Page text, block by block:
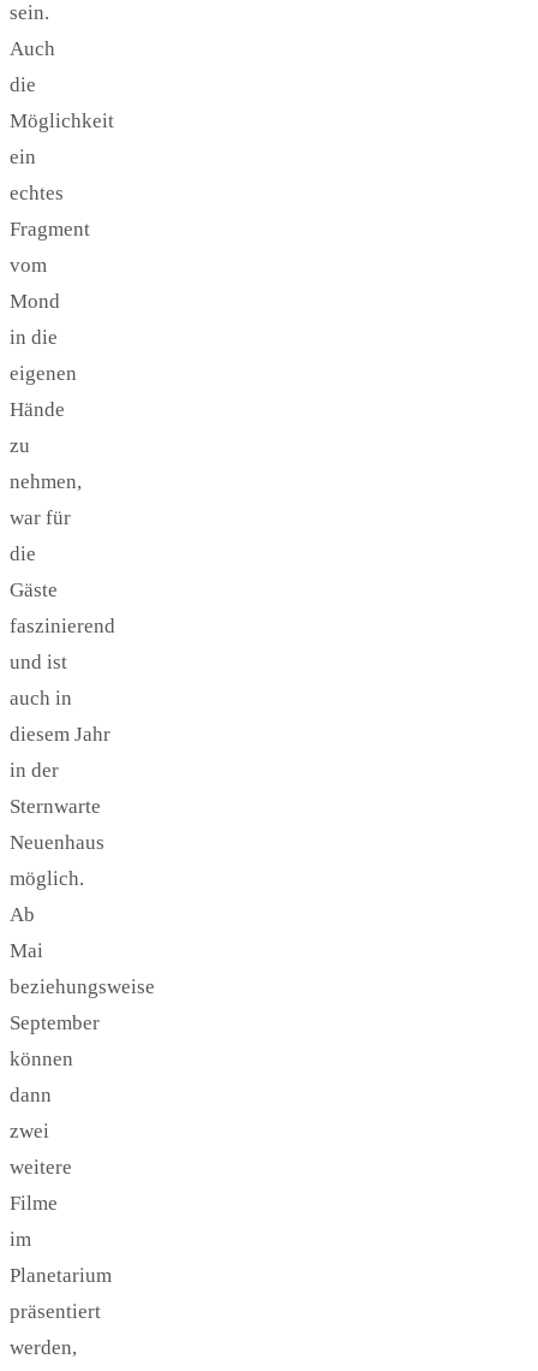
sein.
Auch
die
Möglichkeit
ein
echtes
Fragment
vom
Mond
in die
eigenen
Hände
zu
nehmen,
war für
die
Gäste
faszinierend
und ist
auch in
diesem Jahr
in der
Sternwarte
Neuenhaus
möglich.
Ab
Mai
beziehungsweise
September
können
dann
zwei
weitere
Filme
im
Planetarium
präsentiert
werden,